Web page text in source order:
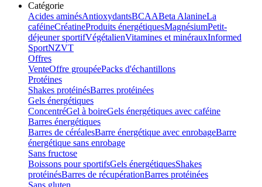
Catégorie
Acides aminésAntioxydantsBCAABeta AlanineLa
caféineCréatineProduits énergétiquesMagnésiumPetit-
déjeuner sportifVégétalienVitamines et minérauxInformed
SportNZVT
Offres
VenteOffre groupéePacks d'échantillons
Protéines
Shakes protéinésBarres protéinées
Gels énergétiques
ConcentréGel à boireGels énergétiques avec caféine
Barres énergétiques
Barres de céréalesBarre énergétique avec enrobageBarre
énergétique sans enrobage
Sans fructose
Boissons pour sportifsGels énergétiquesShakes
protéinésBarres de récupérationBarres protéinées
Sans gluten